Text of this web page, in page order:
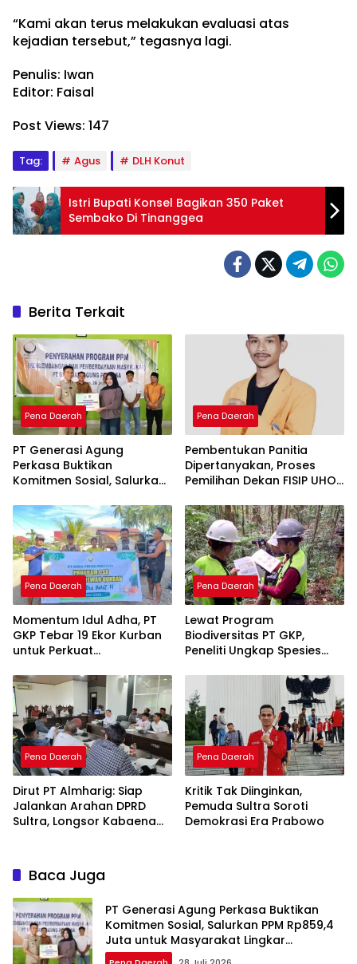
“Kami akan terus melakukan evaluasi atas
kejadian tersebut,” tegasnya lagi.
Penulis: Iwan
Editor: Faisal
Post Views: 147
Tag: Agus DLH Konut
Istri Bupati Konsel Bagikan 350 Paket
Sembako Di Tinanggea
Berita Terkait
Pena Daerah
PT Generasi Agung
Perkasa Buktikan
Komitmen Sosial, Salurkan
Masyarakat Lingkar
Tambang
Pena Daerah
Pembentukan Panitia
Dipertanyakan, Proses
Pemilihan Dekan FISIP UHO
Pena Daerah
Momentum Idul Adha, PT
GKP Tebar 19 Ekor Kurban
untuk Perkuat
Pena Daerah
Lewat Program
Biodiversitas PT GKP,
Peneliti Ungkap Spesies
Pena Daerah
Dirut PT Almharig: Siap
Jalankan Arahan DPRD
Sultra, Longsor Kabaena
Pena Daerah
Kritik Tak Diinginkan,
Pemuda Sultra Soroti
Demokrasi Era Prabowo
Baca Juga
PT Generasi Agung Perkasa Buktikan
Komitmen Sosial, Salurkan PPM Rp859,4
Juta untuk Masyarakat Lingkar
Tambang